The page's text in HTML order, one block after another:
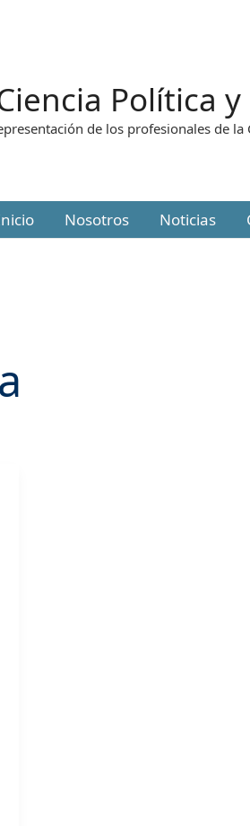
Política
de los profesionales de
Nosotros Noticias